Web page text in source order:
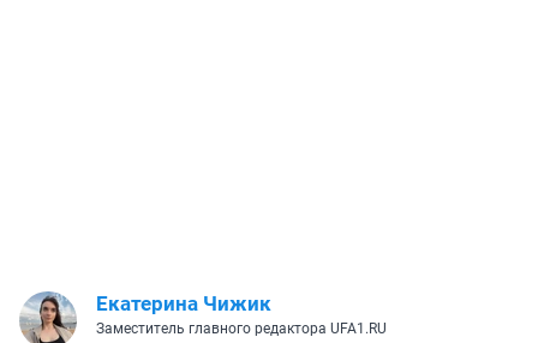
Екатерина Чижик
Заместитель главного редактора UFA1.RU